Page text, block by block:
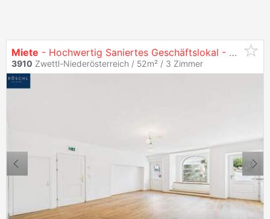
Miete - Hochwertig Saniertes Geschäftslokal - Zwettl Landstraße / Hauptplatz
3910 Zwettl-Niederösterreich / 52m² / 3 Zimmer